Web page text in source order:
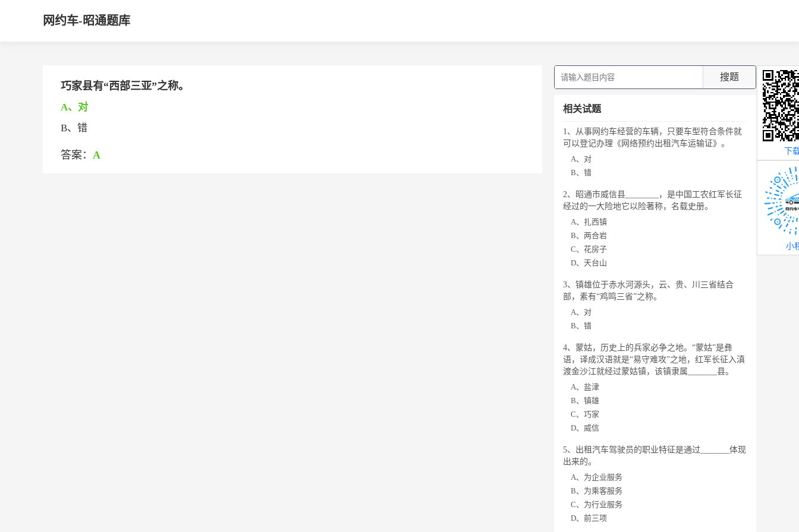
网约车-昭通题库
巧家县有“西部三亚”之称。
A、对
B、错
答案： A
搜题
相关试题
1、从事网约车经营的车辆，只要车型符合条件就
可以登记办理《网络预约出租汽车运输证》。
A、对
B、错
2、昭通市威信县________，是中国工农红军长征
经过的一大险地它以险著称，名载史册。
A、扎西镇
B、两合岩
C、花房子
D、天台山
3、镇雄位于赤水河源头，云、贵、川三省结合
部，素有“鸡鸣三省”之称。
A、对
B、错
4、蒙姑，历史上的兵家必争之地。“蒙姑”是彝
语，译成汉语就是“易守难攻”之地，红军长征入滇
渡金沙江就经过蒙姑镇，该镇隶属_______县。
A、盐津
B、镇雄
C、巧家
D、威信
5、出租汽车驾驶员的职业特征是通过_______体现
出来的。
A、为企业服务
B、为乘客服务
C、为行业服务
D、前三项
下
小